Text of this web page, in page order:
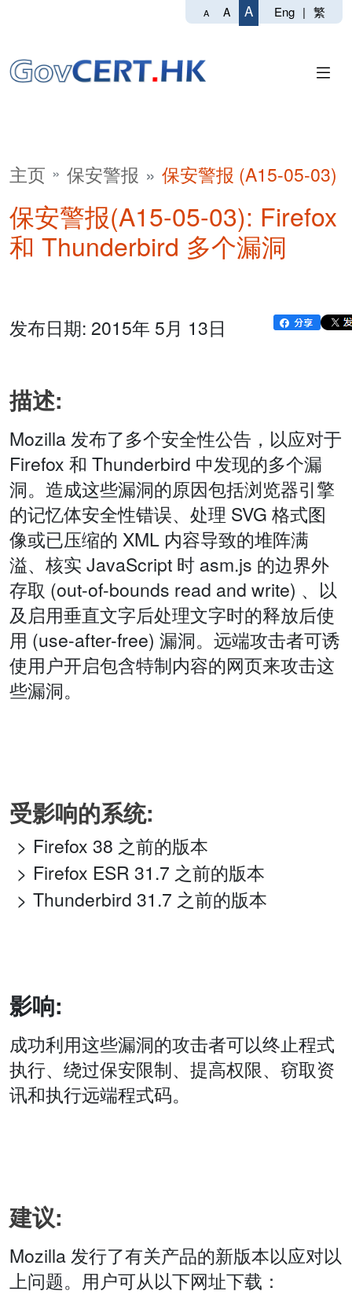
A A A Eng | 繁
主页 保安警报 保安警报 (A15-05-03)
保安警报(A15-05-03): Firefox
和 Thunderbird 多个漏洞
发布日期: 2015年 5月 13日
描述:
Mozilla 发布了多个安全性公告，以应对于
Firefox 和 Thunderbird 中发现的多个漏
洞。造成这些漏洞的原因包括浏览器引擎
的记忆体安全性错误、处理 SVG 格式图
像或已压缩的 XML 内容导致的堆阵满
溢、核实 JavaScript 时 asm.js 的边界外
存取 (out-of-bounds read and write) 、以
及启用垂直文字后处理文字时的释放后使
用 (use-after-free) 漏洞。远端攻击者可诱
使用户开启包含特制内容的网页来攻击这
些漏洞。
受影响的系统:
Firefox 38 之前的版本
Firefox ESR 31.7 之前的版本
Thunderbird 31.7 之前的版本
影响:
成功利用这些漏洞的攻击者可以终止程式
执行、绕过保安限制、提高权限、窃取资
讯和执行远端程式码。
建议:
Mozilla 发行了有关产品的新版本以应对以
上问题。用户可从以下网址下载：